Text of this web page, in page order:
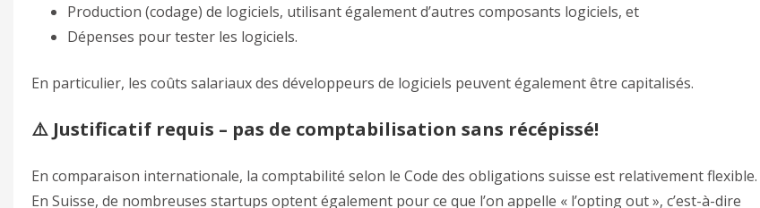
Production (codage) de logiciels, utilisant également d’autres composants logiciels, et
Dépenses pour tester les logiciels.
En particulier, les coûts salariaux des développeurs de logiciels peuvent également être capitalisés.
⚠️ Justificatif requis – pas de comptabilisation sans récépissé!
En comparaison internationale, la comptabilité selon le Code des obligations suisse est relativement flexible.
En Suisse, de nombreuses startups optent également pour ce que l’on appelle « l’opting out », c’est-à-dire